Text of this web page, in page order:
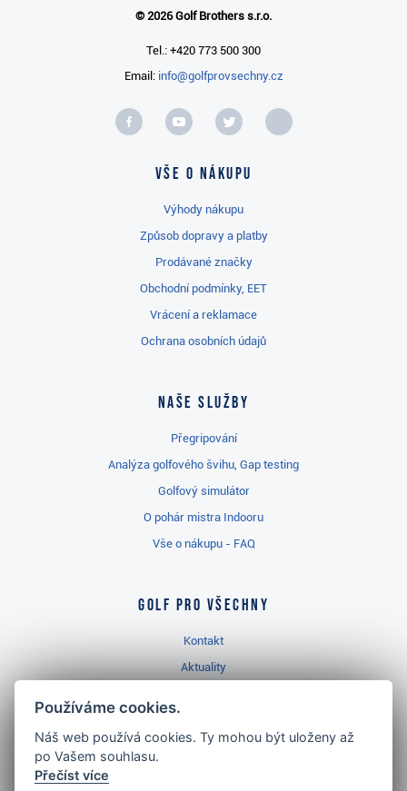
© 2026 Golf Brothers s.r.o.
Tel.: +420 773 500 300
Email: info@golfprovsechny.cz
Vše o nákupu
Výhody nákupu
Způsob dopravy a platby
Prodávané značky
Obchodní podmínky, EET
Vrácení a reklamace
Ochrana osobních údajů
Naše služby
Přegripování
Analýza golfového švihu, Gap testing
Golfový simulátor
O pohár mistra Indooru
Vše o nákupu - FAQ
Golf pro všechny
Kontakt
Aktuality
Golfový slovník
Používáme cookies.
Náš web používá cookies. Ty mohou být uloženy až
po Vašem souhlasu.
Přečíst více